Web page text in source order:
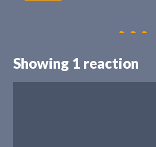
Showing 1 reaction